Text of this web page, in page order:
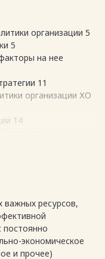
организации 5
5
на нее
11
организации ХО
14
17
22
важных ресурсов,
постоянно
экономическое
и прочее)